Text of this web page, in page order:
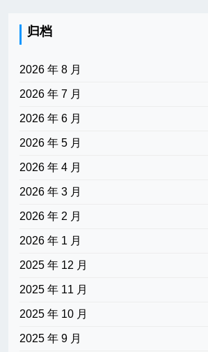
归档
2026 年 8 月
2026 年 7 月
2026 年 6 月
2026 年 5 月
2026 年 4 月
2026 年 3 月
2026 年 2 月
2026 年 1 月
2025 年 12 月
2025 年 11 月
2025 年 10 月
2025 年 9 月